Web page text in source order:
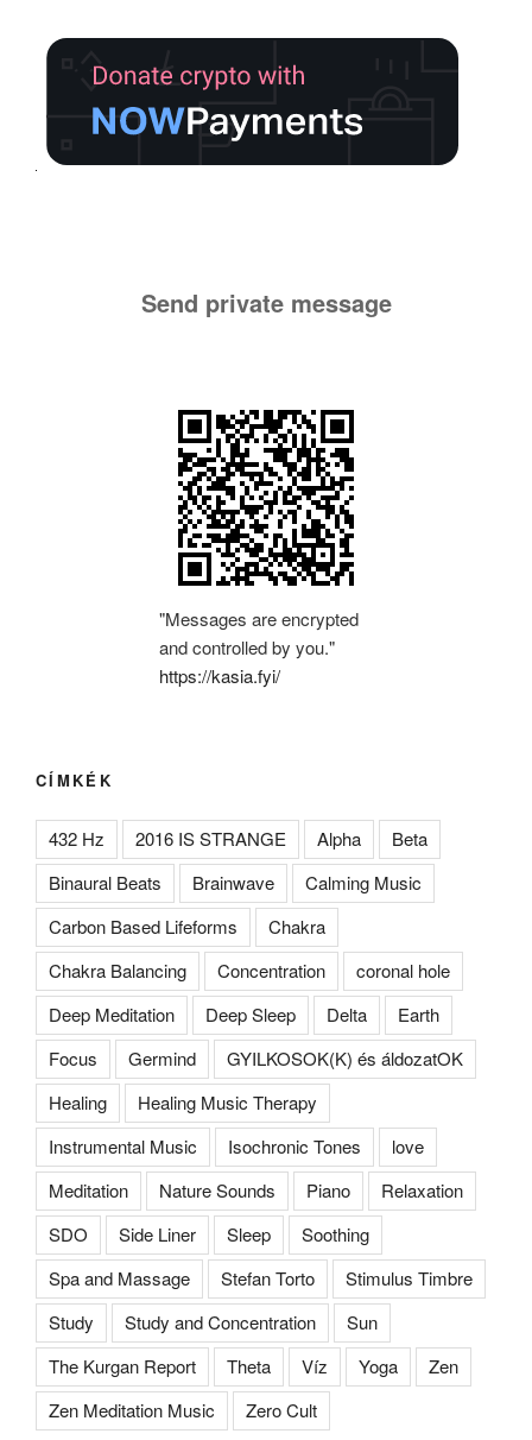
Send private message
"Messages are encrypted
and controlled by you."
https://kasia.fyi/
CÍMKÉK
432 Hz 2016 IS STRANGE Alpha
Beta
Binaural Beats
Brainwave
Calming Music
Carbon Based Lifeforms
Chakra
Chakra Balancing
Concentration
coronal hole
Deep Meditation
Deep Sleep Delta
Earth
Focus
Germind
GYILKOSOK(K) és áldozatOK
Healing
Healing Music Therapy
Instrumental Music
Isochronic Tones
love
Meditation
Nature Sounds Piano
Relaxation
SDO
Side Liner Sleep
Soothing
Spa and Massage
Stefan Torto
Stimulus Timbre
Study
Study and Concentration
Sun
The Kurgan Report
Theta Víz Yoga
Zen
Zen Meditation Music
Zero Cult